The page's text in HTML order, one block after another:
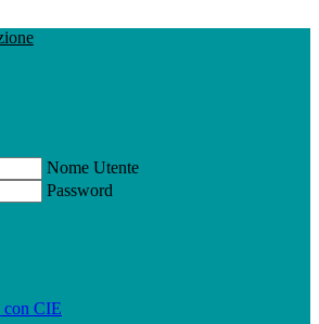
Nome Utente
Password
con CIE